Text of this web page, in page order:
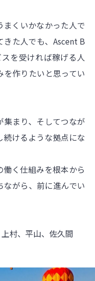
くいかなかった人で
た人でも、Ascent B
を受ければ稼げる人
を作りたいと思ってい
まり、そしてつなが
続けるような拠点にな
く仕組みを根本から
がら、前に進んでい
村、平山、佐久間